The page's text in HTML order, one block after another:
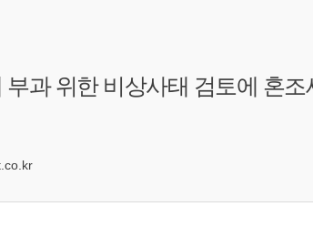
과 위한 비상사태 검토에 혼조